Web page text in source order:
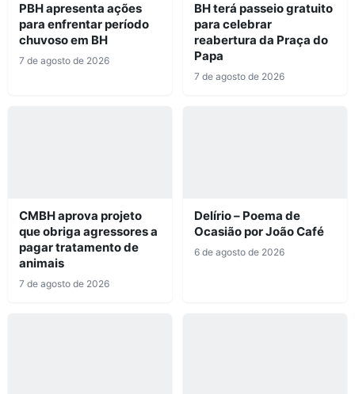
PBH apresenta ações
para enfrentar período
chuvoso em BH
7 de agosto de 2026
BH terá passeio gratuito
para celebrar
reabertura da Praça do
Papa
7 de agosto de 2026
CMBH aprova projeto
que obriga agressores a
pagar tratamento de
animais
7 de agosto de 2026
Delírio – Poema de
Ocasião por João Café
6 de agosto de 2026